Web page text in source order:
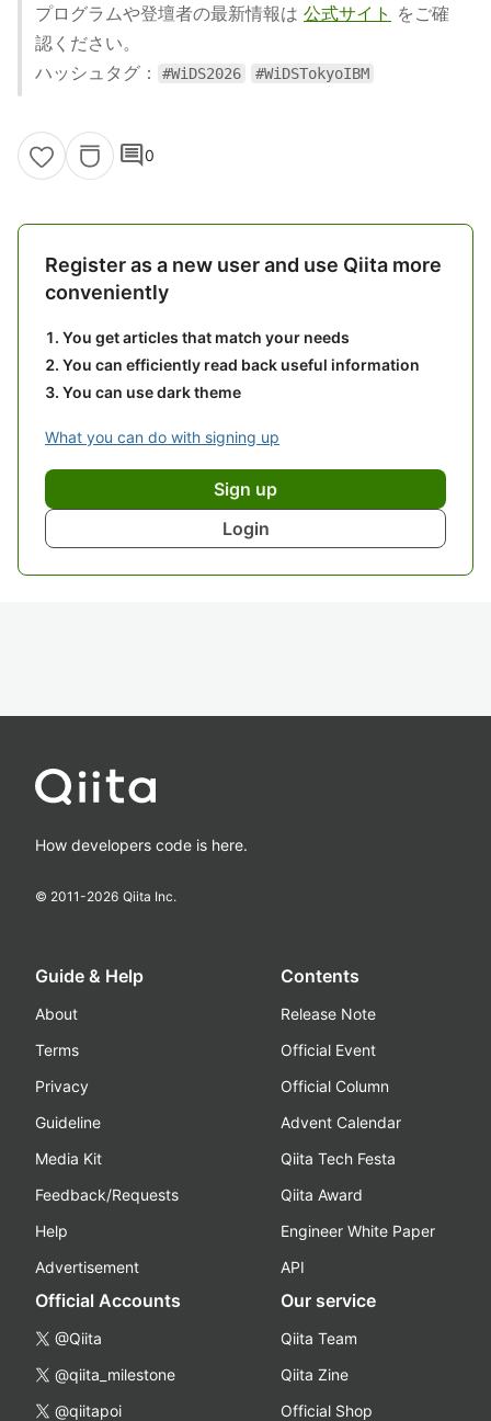
プログラムや登壇者の最新情報は 公式サイト をご確
認ください。
ハッシュタグ：
#WiDS2026 #WiDSTokyoIBM
comment0
Register as a new user and use Qiita more
conveniently
You get articles that match your needs
You can efficiently read back useful information
You can use dark theme
What you can do with signing up
Sign up
Login
How developers code is here.
© 2011-2026 Qiita Inc.
Guide & Help
About
Terms
Privacy
Guideline
Media Kit
Feedback/Requests
Help
Advertisement
Contents
Release Note
Official Event
Official Column
Advent Calendar
Qiita Tech Festa
Qiita Award
Engineer White Paper
API
Official Accounts
@Qiita
@qiita_milestone
@qiitapoi
Our service
Qiita Team
Qiita Zine
Official Shop